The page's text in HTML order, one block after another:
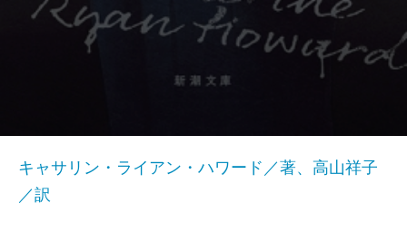
キャサリン・ライアン・ハワード／著、高山祥子
／訳